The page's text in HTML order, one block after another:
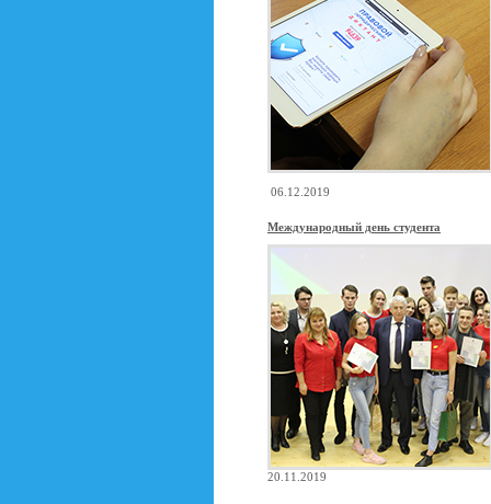
06.12.2019
Международный день студента
20.11.2019